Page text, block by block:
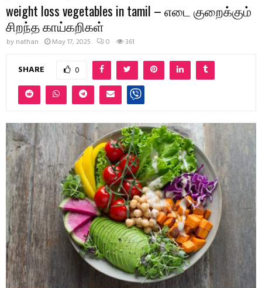
weight loss vegetables in tamil – எடை குறைக்கும்
சிறந்த காய்கறிகள்
by nathan May 17, 2025 0 361
SHARE 0